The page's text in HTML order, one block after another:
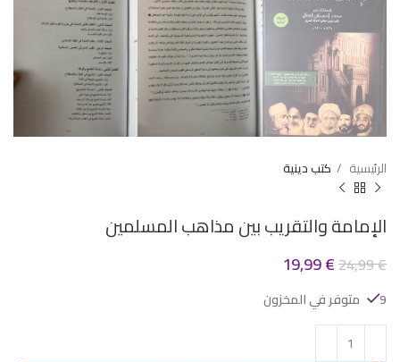
الرئيسية كتب دينية
الإمامة والتقريب بين مذاهب المسلمين
24,99€
19,99€
9 متوفر في المخزون